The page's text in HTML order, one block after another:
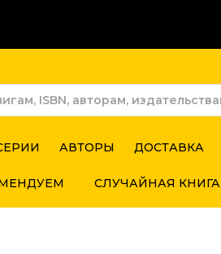
АВТОРЫ ДОСТАВКА
СЛУЧАЙНАЯ КНИГА